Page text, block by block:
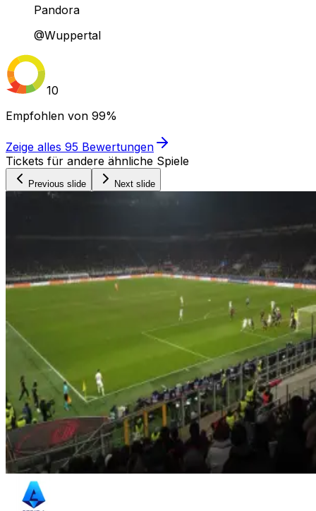
Pandora
@Wuppertal
10
Empfohlen von 99%
Zeige alles 95 Bewertungen
Tickets für andere ähnliche Spiele
Previous slide Next slide